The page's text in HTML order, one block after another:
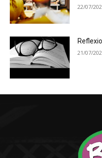
22/07/
21/07/